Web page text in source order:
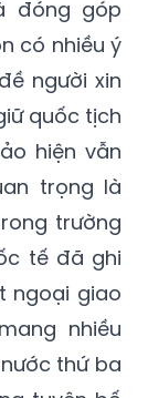
người xin
quốc tịch
hiện vẫn
trọng là
trường
tế đã ghi
ngoại giao
nhiều
thứ ba
tuyên bố
gia nào